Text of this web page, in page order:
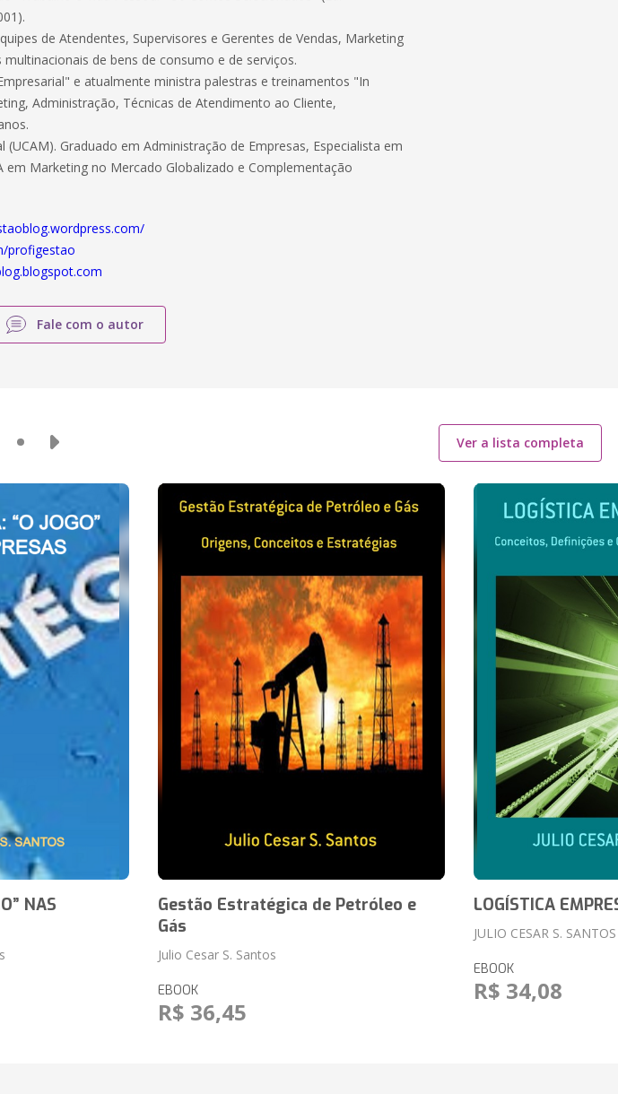
de Atendentes, Supervisores e Gerentes de Vendas, Marketing
de bens de consumo e de serviços.
e atualmente ministra palestras e treinamentos "In
Administração, Técnicas de Atendimento ao Cliente,
(UCAM). Graduado em Administração de Empresas, Especialista em
em Marketing no Mercado Globalizado e Complementação
profigestao
Fale com o autor
Ver a lista completa
NAS
Gestão Estratégica de Petróleo e
Gás
Julio Cesar S. Santos
EBOOK
R$ 36,45
LOGÍSTICA
JULIO CESAR S. SANTOS
EBOOK
R$ 34,08